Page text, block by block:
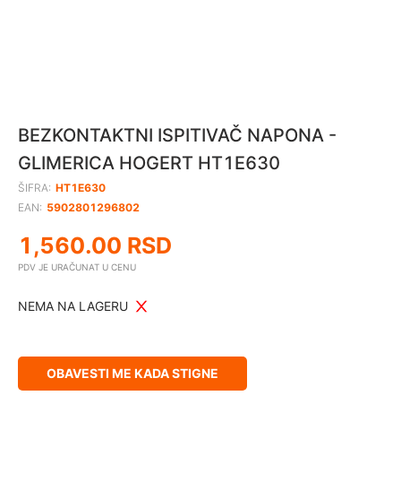
BEZKONTAKTNI ISPITIVAČ NAPONA -
GLIMERICA HOGERT HT1E630
ŠIFRA: HT1E630
EAN: 5902801296802
1,560.00 RSD
PDV JE URAČUNAT U CENU
NEMA NA LAGERU
OBAVESTI ME KADA STIGNE